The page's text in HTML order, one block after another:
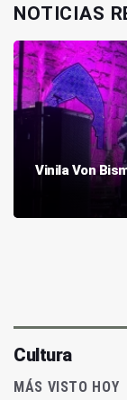
NOTICIAS
Vinila Von
Cultura
MÁS VISTO HOY